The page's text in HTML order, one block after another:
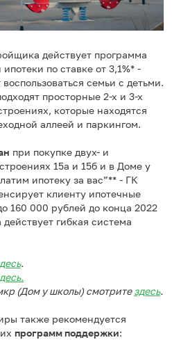
действует программа
по ставке от 3,1%* -
семьи с детьми.
просторные 2-х и 3-х
которые находятся
аллеей и паркингом.
при покупке двух- и
15а и 15б и в Доме у
ипотеку за вас”** - ГК
клиенту ипотечные
160 000 рублей до конца 2022
гибкая система
.
(Дом у школы) смотритездесь.
также рекомендуется
программ поддержки: